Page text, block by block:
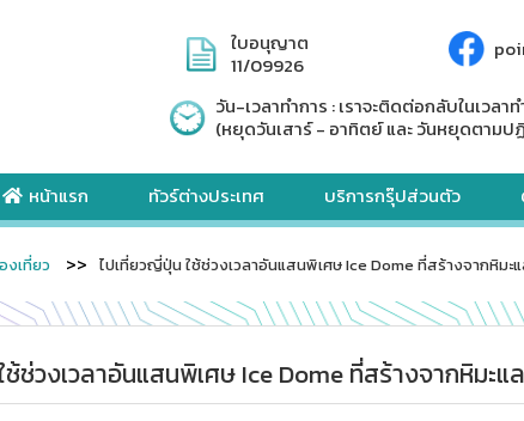
ใบอนุญาต
11/09926
วัน-เวลาทำการ : เราจะติดต่อกลับในเวล
(หยุดวันเสาร์ - อาทิตย์ และ วันหยุดตามป
หน้าแรก ทัวร์ต่างประเทศ บริการกรุ๊ปส่วนตัว
งเที่ยว ไปเที่ยวญี่ปุ่น ใช้ช่วงเวลาอันแสนพิเศษ Ice Dome ที่สร้างจากหิมะแ
ช่วงเวลาอันแสนพิเศษ Ice Dome ที่สร้างจากหิมะแ